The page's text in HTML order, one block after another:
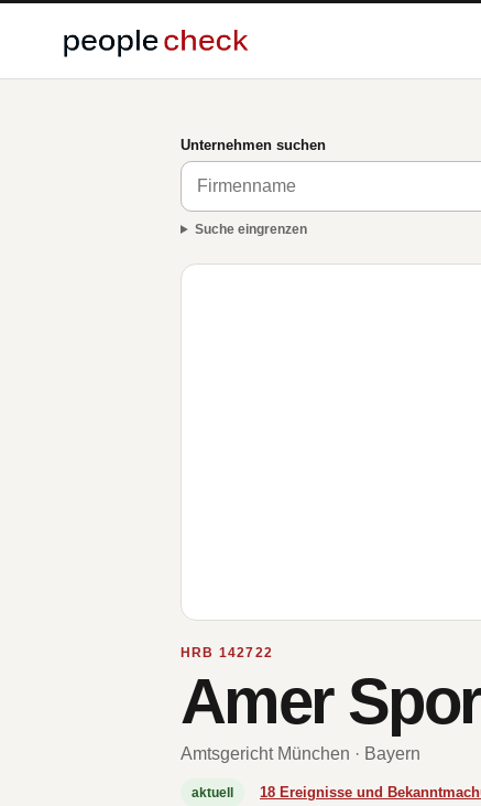
Unternehmen suchen
Suche eingrenzen
HRB 142722
Amer
Amtsgericht München · Bayern
aktuell 18 Ereignisse und